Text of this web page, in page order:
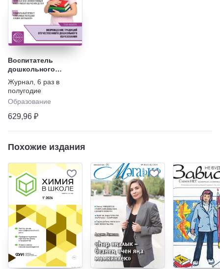
Воспитатель
дошкольного
образовательного
учреждения
Журнал 6 раз в
полугодие
Образование
629,96 ₽
Похожие издания